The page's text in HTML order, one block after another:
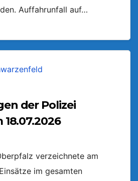
Auffahrunfall auf…
der Polizei
verzeichnete am
im gesamten